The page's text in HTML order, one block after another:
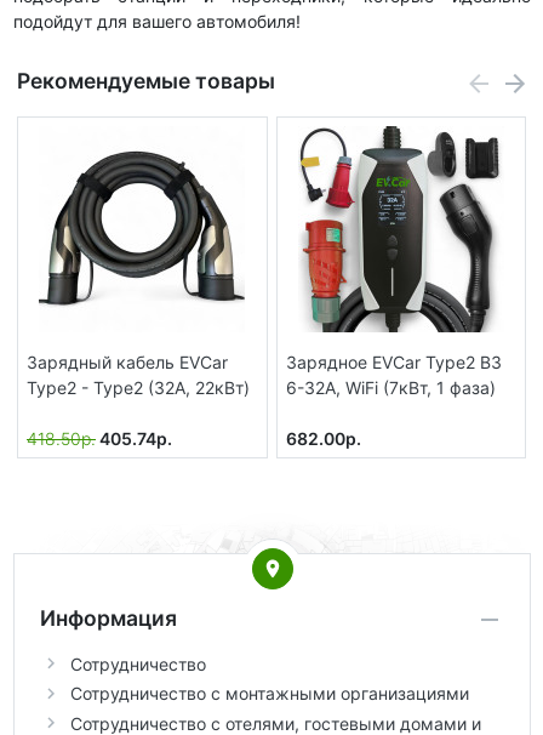
подойдут для вашего автомобиля!
Рекомендуемые товары
Зарядный кабель EVCar
Type2 - Type2 (32A, 22кВт)
418.50р.405.74р.
Зарядное EVCar Type2 B3
6-32A, WiFi (7кВт, 1 фаза)
682.00р.
Информация
Сотрудничество
Сотрудничество с монтажными организациями
Сотрудничество с отелями, гостевыми домами и